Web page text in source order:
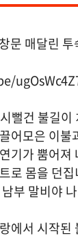
문 매달린
뻘건 불길
어모은 이
기가 뿜어
로 몸을 던
부 말비야
에서 시작